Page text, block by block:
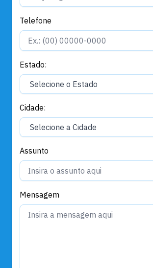
Telefone
Estado:
Cidade:
Assunto
Mensagem